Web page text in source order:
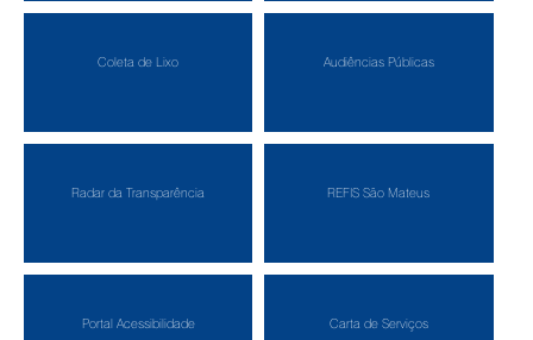
Coleta de Lixo Audiências Públicas
Radar da Transparência REFIS São Mateus
Portal Acessibilidade Carta de Serviços